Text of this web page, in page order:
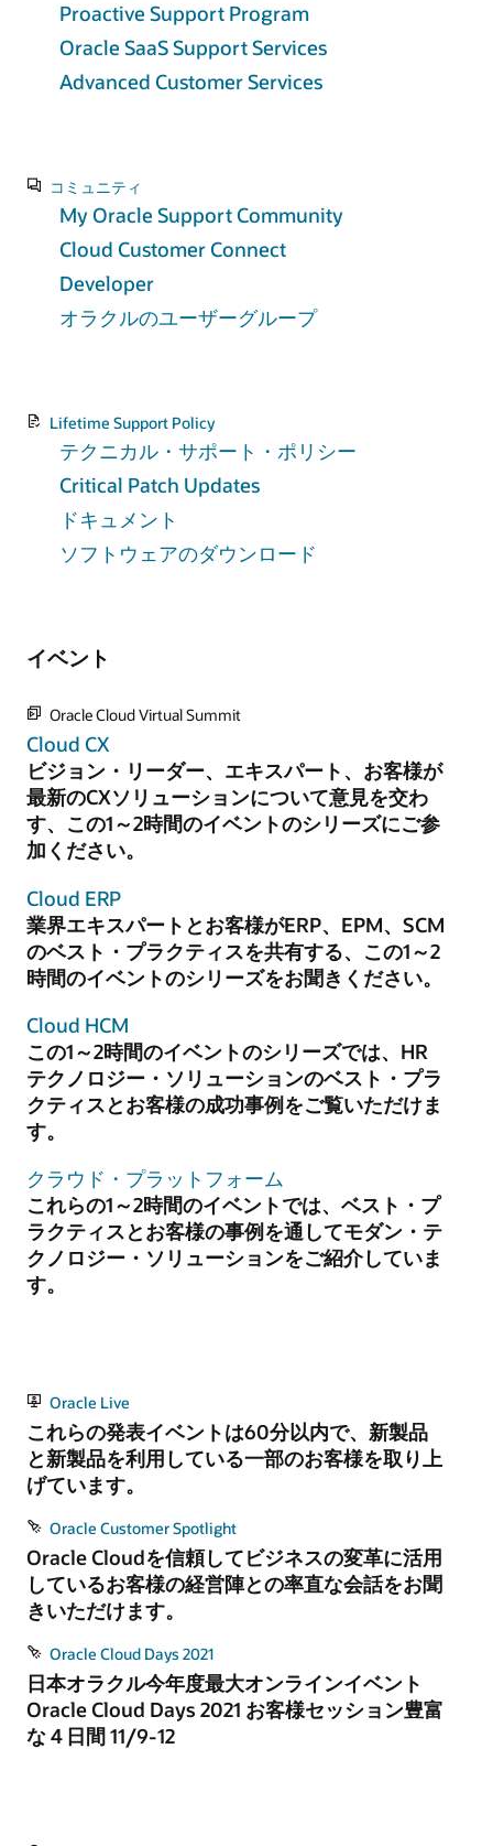
Proactive Support Program
Oracle SaaS Support Services
Advanced Customer Services
コミュニティ
My Oracle Support Community
Cloud Customer Connect
Developer
オラクルのユーザーグループ
Lifetime Support Policy
テクニカル・サポート・ポリシー
Critical Patch Updates
ドキュメント
ソフトウェアのダウンロード
イベント
Oracle Cloud Virtual Summit
Cloud CX
ビジョン・リーダー、エキスパート、お客様が
最新のCXソリューションについて意見を交わ
す、この1～2時間のイベントのシリーズにご参
加ください。
Cloud ERP
業界エキスパートとお客様がERP、EPM、SCM
のベスト・プラクティスを共有する、この1～2
時間のイベントのシリーズをお聞きください。
Cloud HCM
この1～2時間のイベントのシリーズでは、HR
テクノロジー・ソリューションのベスト・プラ
クティスとお客様の成功事例をご覧いただけま
す。
クラウド・プラットフォーム
これらの1～2時間のイベントでは、ベスト・プ
ラクティスとお客様の事例を通してモダン・テ
クノロジー・ソリューションをご紹介していま
す。
Oracle Live
これらの発表イベントは60分以内で、新製品
と新製品を利用している一部のお客様を取り上
げています。
Oracle Customer Spotlight
Oracle Cloudを信頼してビジネスの変革に活用
しているお客様の経営陣との率直な会話をお聞
きいただけます。
Oracle Cloud Days 2021
日本オラクル今年度最大オンラインイベント
Oracle Cloud Days 2021 お客様セッション豊富
な４日間 11/9-12